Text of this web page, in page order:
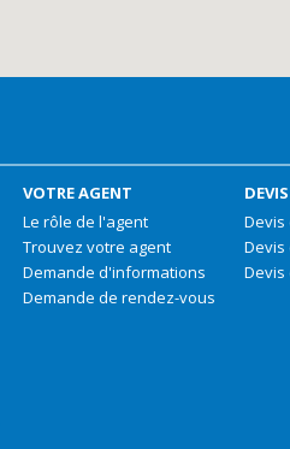
VOTRE AGENT
Le rôle de l'agent
Trouvez votre agent
Demande d'informations
Demande de rendez-vous
Devis
Devis
Devis